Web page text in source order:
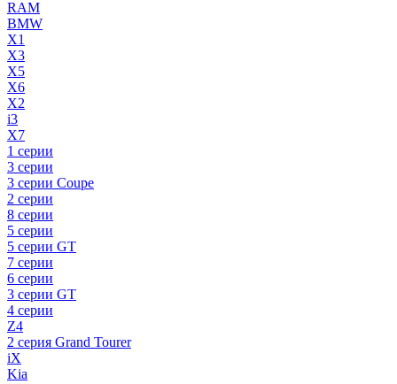
RAM
BMW
X1
X3
X5
X6
X2
i3
X7
1 серии
3 серии
3 серии Coupe
2 серии
8 серии
5 серии
5 серии GT
7 серии
6 серии
3 серии GT
4 серии
Z4
2 серия Grand Tourer
iX
Kia